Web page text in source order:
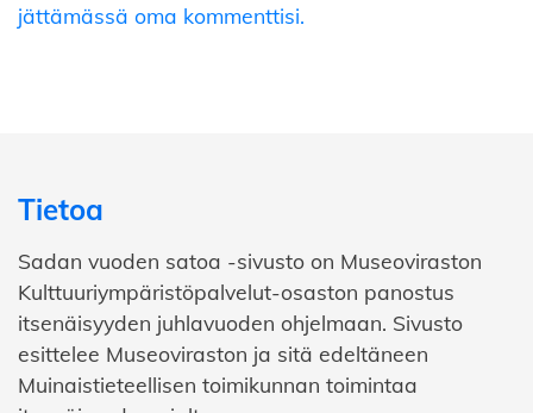
jättämässä oma kommenttisi.
Tietoa
Sadan vuoden satoa -sivusto on Museoviraston
Kulttuuriympäristöpalvelut-osaston panostus
itsenäisyyden juhlavuoden ohjelmaan. Sivusto
esittelee Museoviraston ja sitä edeltäneen
Muinaistieteellisen toimikunnan toimintaa